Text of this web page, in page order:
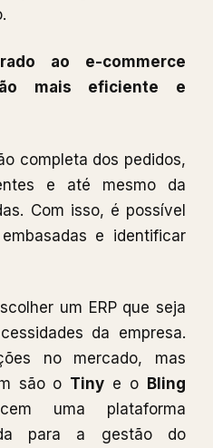
ao e-commerce
mais eficiente e
completa dos pedidos,
e até mesmo da
Com isso, é possível
e identificar
um ERP que seja
da empresa.
no mercado, mas
são o Tiny e o Bling
uma plataforma
para a gestão do